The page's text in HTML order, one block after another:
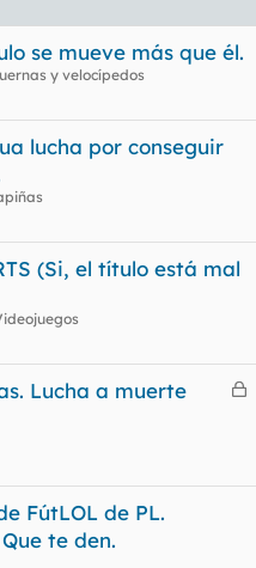
se mueve más que él.
y velocípedos
lucha por conseguir
(Si, el título está mal
C
a
Lucha a muerte
FútLOL de PL.
te den.